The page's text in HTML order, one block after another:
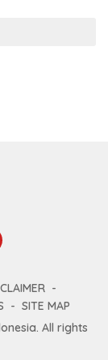
SITE MAP
All rights